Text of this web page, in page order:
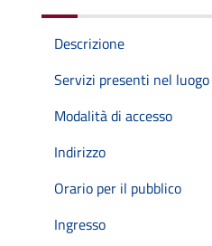
Descrizione
Servizi presenti nel luogo
Modalità di accesso
Indirizzo
Orario per il pubblico
Ingresso